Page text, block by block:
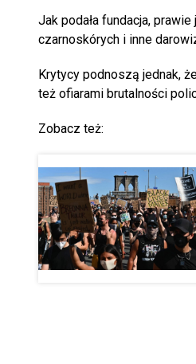
Jak podała fundacja,
czarnoskórych i inne
Krytycy podnoszą jednak,
też ofiarami brutalności
Zobacz też: